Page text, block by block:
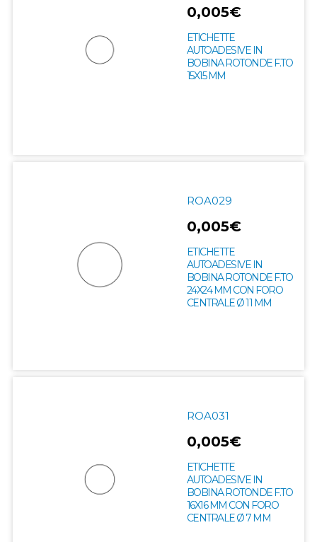
0,005€
ETICHETTE
AUTOADESIVE IN
BOBINA ROTONDE F.TO
15X15 MM
ROA029
0,005€
ETICHETTE
AUTOADESIVE IN
BOBINA ROTONDE F.TO
24X24 MM CON FORO
CENTRALE Ø 11 MM
ROA031
0,005€
ETICHETTE
AUTOADESIVE IN
BOBINA ROTONDE F.TO
16X16 MM CON FORO
CENTRALE Ø 7 MM